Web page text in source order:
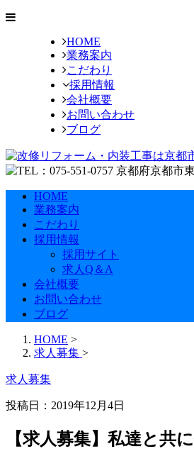
HOME
業務案内
こだわり
採用情報
会社概要
お問い合わせ
ブログ
HOME
業務案内
こだわり
採用情報
採用サイト
求人Q＆A
会社概要
お問い合わせ
ブログ
HOME >
求人募集 >
求人募集
投稿日：2019年12月4日
【求人募集】私達と共